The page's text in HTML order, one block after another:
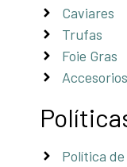
Caviares
Trufas
Foie Gras
Accesorios
Política